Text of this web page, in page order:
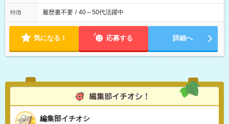
特徴 履歴書不要 / 40～50代活躍中
気になる！ 応募する 詳細へ
編集部イチオシ